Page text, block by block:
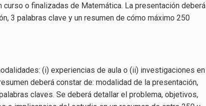
o finalizadas de Matemática. La presentación deberá
3 palabras clave y un resumen de cómo máximo 250
(i) experiencias de aula o (ii) investigaciones en
deberá constar de: modalidad de la presentación,
claves. Se deberá detallar el problema, objetivos,